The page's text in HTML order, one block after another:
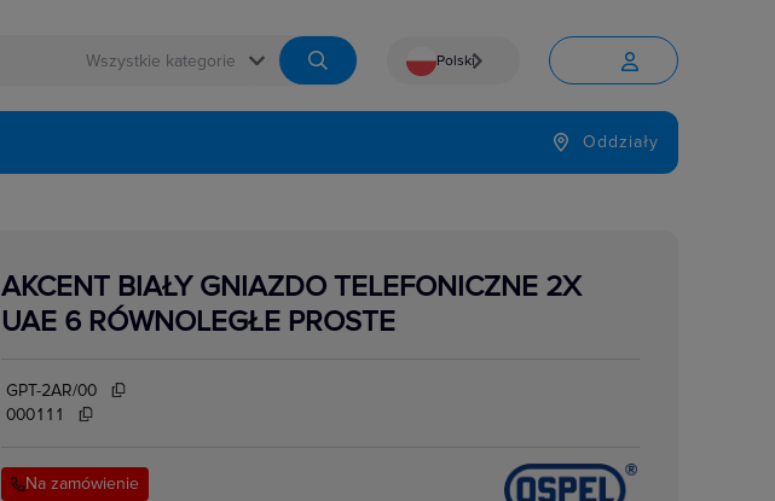
 Polski
Język

Oddziały
AKCENT BIAŁY GNIAZDO TELEFONICZNE 2X
UAE 6 RÓWNOLEGŁE PROSTE
GPT-2AR/00
000111
Na zamówienie